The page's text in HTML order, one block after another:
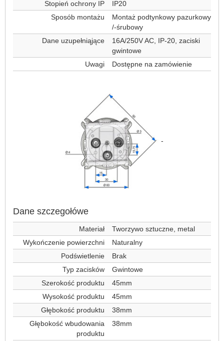
Stopień ochrony IP
IP20
Sposób montażu
Montaż podtynkowy pazurkowy
/-śrubowy
Dane uzupełniąjące
16A/250V AC, IP-20, zaciski
gwintowe
Uwagi
Dostępne na zamówienie
-
Dane szczegołówe
Materiał
Tworzywo sztuczne, metal
Wykończenie powierzchni
Naturalny
Podświetlenie
Brak
Typ zacisków
Gwintowe
Szerokość produktu
45mm
Wysokość produktu
45mm
Głębokość produktu
38mm
Głębokość wbudowania
produktu
38mm